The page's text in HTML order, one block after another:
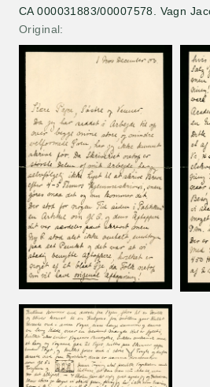
CA 000031883/00007578. Vagn
Original